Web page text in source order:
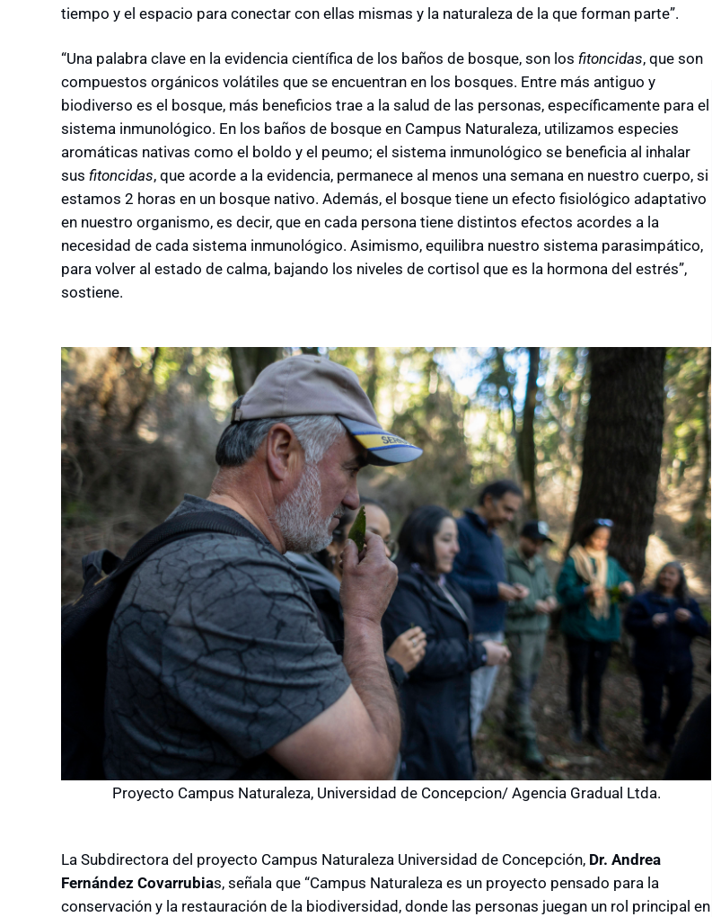
tiempo y el espacio para conectar con ellas mismas y la naturaleza de la que forman parte”.
“Una palabra clave en la evidencia científica de los baños de bosque, son los fitoncidas, que son
compuestos orgánicos volátiles que se encuentran en los bosques. Entre más antiguo y
biodiverso es el bosque, más beneficios trae a la salud de las personas, específicamente para el
sistema inmunológico. En los baños de bosque en Campus Naturaleza, utilizamos especies
aromáticas nativas como el boldo y el peumo; el sistema inmunológico se beneficia al inhalar
sus fitoncidas, que acorde a la evidencia, permanece al menos una semana en nuestro cuerpo, si
estamos 2 horas en un bosque nativo. Además, el bosque tiene un efecto fisiológico adaptativo
en nuestro organismo, es decir, que en cada persona tiene distintos efectos acordes a la
necesidad de cada sistema inmunológico. Asimismo, equilibra nuestro sistema parasimpático,
para volver al estado de calma, bajando los niveles de cortisol que es la hormona del estrés”,
sostiene.
Proyecto Campus Naturaleza, Universidad de Concepcion/ Agencia Gradual Ltda.
La Subdirectora del proyecto Campus Naturaleza Universidad de Concepción, Dr. Andrea
Fernández Covarrubias, señala que “Campus Naturaleza es un proyecto pensado para la
conservación y la restauración de la biodiversidad, donde las personas juegan un rol principal en